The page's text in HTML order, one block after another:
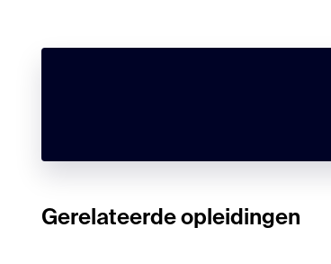
Gerelateerde opleidingen